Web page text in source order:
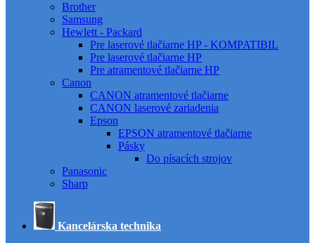
Brother
Samsung
Hewlett - Packard
Pre laserové tlačiarne HP - KOMPATIBIL
Pre laserové tlačiarne HP
Pre atramentové tlačiarne HP
Canon
CANON atramentové tlačiarne
CANON laserové zariadenia
Epson
EPSON atramentové tlačiarne
Pásky
Do písacích strojov
Panasonic
Sharp
Kancelárska technika